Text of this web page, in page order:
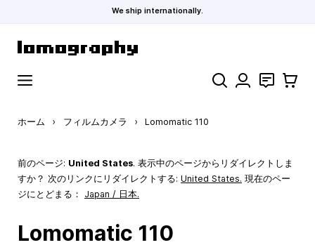
We ship internationally.
検索 お問い合わ
カート
ホーム › フィルムカメラ › Lomomatic 110
前のページ: United States. 表示中のページからリダイレクトしま
すか？ 次のリンクにリダイレクトする: United States. 現在のペー
ジにとどまる： Japan / 日本.
Lomomatic 110